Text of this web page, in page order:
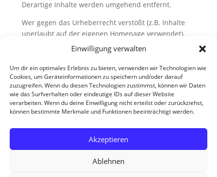
Einwilligung verwalten
Um dir ein optimales Erlebnis zu bieten, verwenden wir Technologien wie
Cookies, um Geräteinformationen zu speichern und/oder darauf
zuzugreifen. Wenn du diesen Technologien zustimmst, können wir Daten
wie das Surfverhalten oder eindeutige IDs auf dieser Website
verarbeiten. Wenn du deine Einwilligung nicht erteilst oder zurückziehst,
können bestimmte Merkmale und Funktionen beeinträchtigt werden.
Akzeptieren
Ablehnen
Derartige Inhalte werden umgehend entfernt.
Wer gegen das Urheberrecht verstößt (z.B. Inhalte
unerlaubt auf der eigenen Homepage verwendet),
macht sich gemäß § 106 ff Urhebergesetz strafbar.
Er wird zudem kostenpflichtig abgemahnt und muss
Schadensersatz leisten. Kopierte Inhalte und Bilder
können heutzutage allgemein recht einfach ermittelt
werden. Alle auf dieser Website gezeigten
Fotografien sind zudem mit einem sichtbaren
und/oder unsichtbaren steganografischen
Das Urheberrecht liegt, soweit nicht ausdrücklich
anders gekennzeichnet, bei Andreas Schnatz. Bitte
sprechen Sie mich an, sofern sie Interesse an den